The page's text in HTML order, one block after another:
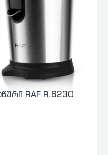
RAF R.623O